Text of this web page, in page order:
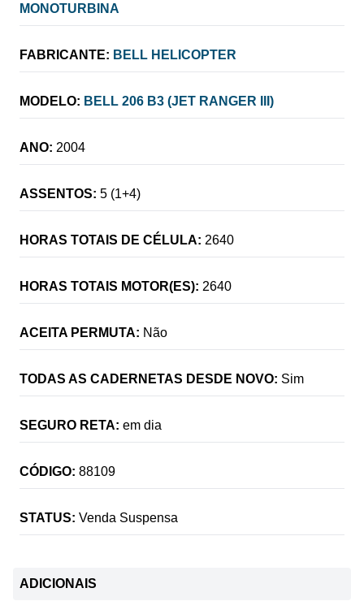
MONOTURBINA
FABRICANTE: BELL HELICOPTER
MODELO: BELL 206 B3 (JET RANGER III)
ANO: 2004
ASSENTOS: 5 (1+4)
HORAS TOTAIS DE CÉLULA: 2640
HORAS TOTAIS MOTOR(ES): 2640
ACEITA PERMUTA: Não
TODAS AS CADERNETAS DESDE NOVO: Sim
SEGURO RETA: em dia
CÓDIGO: 88109
STATUS: Venda Suspensa
ADICIONAIS